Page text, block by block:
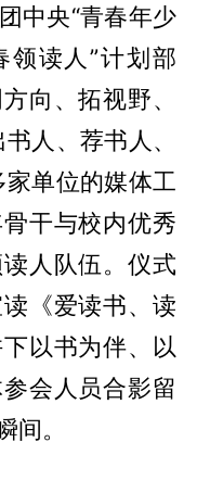
中央“青春年少
领读人”计划部
向、拓视野、
人、荐书人、
单位的媒体工
干与校内优秀
人队伍。仪式
《爱读书、读
以书为伴、以
会人员合影留
间。